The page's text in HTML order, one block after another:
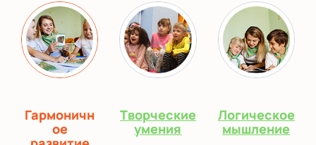
Гармоничн
ое
Творческие
умения
Логическое
мышление